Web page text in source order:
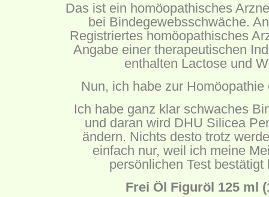
Das ist ein homöopathisches
bei Bindegewebsschwäche.
Registriertes homöopathisches
Angabe einer therapeutischen
enthalten Lactose und
Nun, ich habe zur
Ich habe ganz klar schwaches
und daran wird DHU Silicea
ändern. Nichts desto trotz
einfach nur, weil ich meine
persönlichen Test bestätigt
Frei Öl Figuröl 125 ml